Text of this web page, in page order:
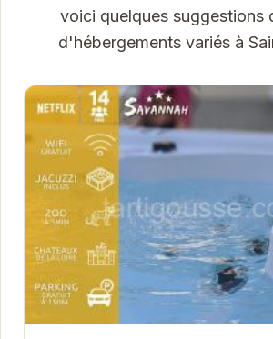
voici quelques suggestions
d'hébergements variés à